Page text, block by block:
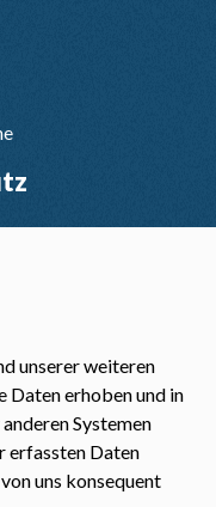
unserer weiteren
Daten erhoben und in
Systemen
erfassten Daten
uns konsequent